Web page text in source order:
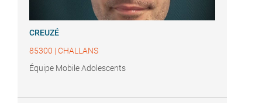
CREUZÉ
85300 | CHALLANS
Équipe Mobile Adolescents